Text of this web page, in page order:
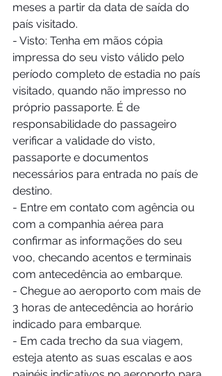
meses a partir da data de saída do
país visitado.
- Visto: Tenha em mãos cópia
impressa do seu visto válido pelo
período completo de estadia no país
visitado, quando não impresso no
próprio passaporte. É de
responsabilidade do passageiro
verificar a validade do visto,
passaporte e documentos
necessários para entrada no país de
destino.
- Entre em contato com agência ou
com a companhia aérea para
confirmar as informações do seu
voo, checando acentos e terminais
com antecedência ao embarque.
- Chegue ao aeroporto com mais de
3 horas de antecedência ao horário
indicado para embarque.
- Em cada trecho da sua viagem,
esteja atento as suas escalas e aos